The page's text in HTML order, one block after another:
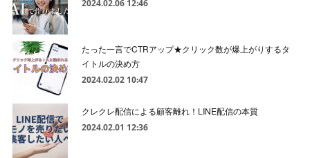
2024.02.06 12:46
たった一言でCTRアップ★クリック数が爆上がりするタ
イトルの決め方
2024.02.02 10:47
クレクレ配信による顧客離れ！LINE配信の本質
2024.02.01 12:36